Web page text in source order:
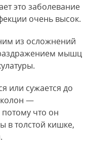
это заболевание
очень высок.
из осложнений
мышц
или сужается до
—
что он
в толстой кишке,